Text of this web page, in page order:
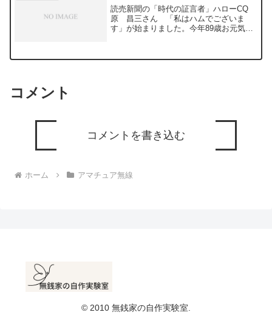
読売新聞の「時代の証言者」ハローCQ
原 昌三さん 「私はハムでございま
す」が始まりました。今年89歳お元気そ
コメント
コメントを書き込む
ホーム アマチュア無線
© 2010 無銭家の自作実験室.